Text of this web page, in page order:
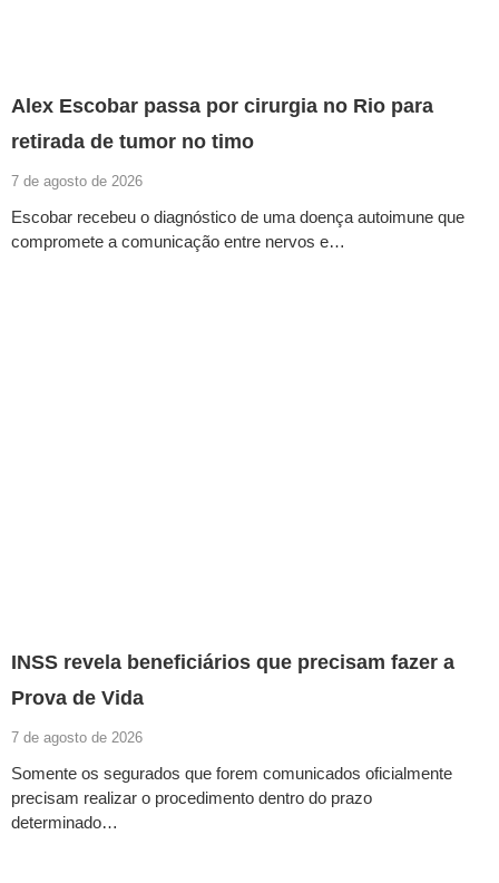
Alex Escobar passa por cirurgia no Rio para
retirada de tumor no timo
7 de agosto de 2026
Escobar recebeu o diagnóstico de uma doença autoimune que
compromete a comunicação entre nervos e…
INSS revela beneficiários que precisam fazer a
Prova de Vida
7 de agosto de 2026
Somente os segurados que forem comunicados oficialmente
precisam realizar o procedimento dentro do prazo
determinado…